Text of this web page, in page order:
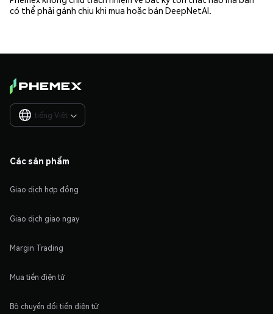
có thể phải gánh chịu khi mua hoặc bán DeepNetAI.
tiếng Việt 
Các sản phẩm
Giao dịch hợp đồng
Giao dịch giao ngay
Margin Trading
Mua tiền điện tử
Bộ chuyển đổi tiền điện tử